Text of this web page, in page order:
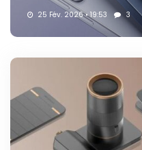
25 Fév. 2026 • 19:53 3